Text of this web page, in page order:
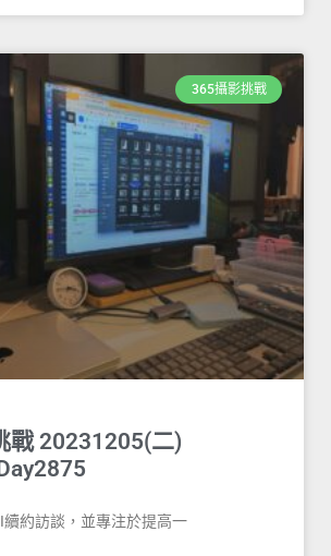
365攝影挑戰
戰 20231205(二)
約訪談，並專注於提高一